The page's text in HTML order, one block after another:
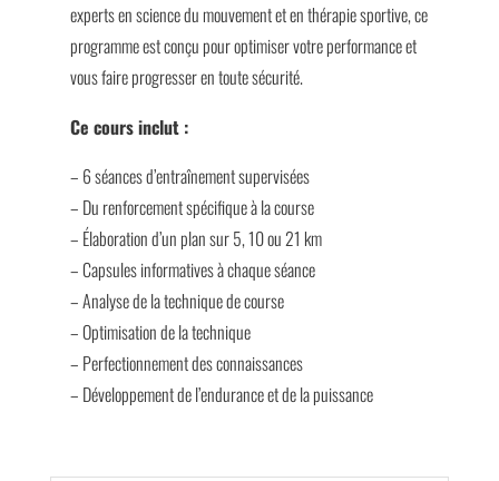
experts en science du mouvement et en thérapie sportive, ce
programme est conçu pour optimiser votre performance et
vous faire progresser en toute sécurité.
Ce cours inclut :
– 6 séances d’entraînement supervisées
– Du renforcement spécifique à la course
– Élaboration d’un plan sur 5, 10 ou 21 km
– Capsules informatives à chaque séance
– Analyse de la technique de course
– Optimisation de la technique
– Perfectionnement des connaissances
– Développement de l’endurance et de la puissance